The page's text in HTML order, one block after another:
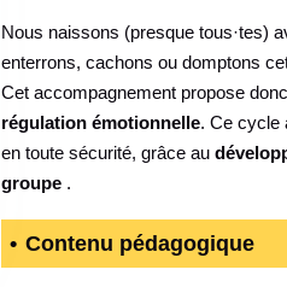
Nous naissons (presque tous·tes)
enterrons, cachons ou domptons
Cet accompagnement propose
régulation émotionnelle. Ce cycle
en toute sécurité, grâce au
groupe .
Contenu pédagogique